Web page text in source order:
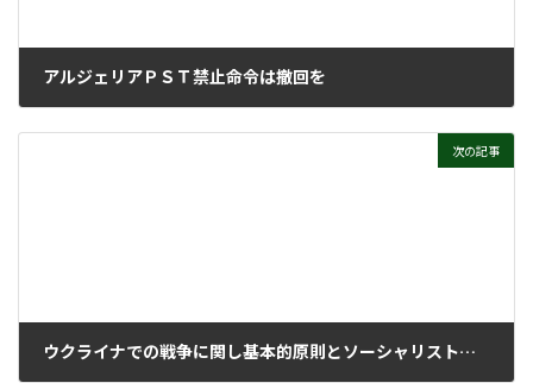
アルジェリアＰＳＴ禁止命令は撤回を
次の記事
ウクライナでの戦争に関し基本的原則とソーシャリスト・アクション（ＳＡ）について